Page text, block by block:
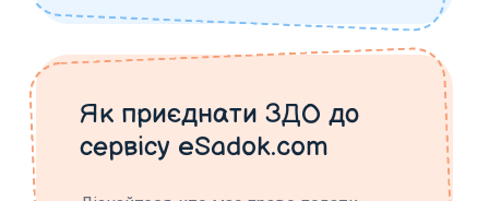
Як приєднати ЗДО до
сервісу eSadok.com